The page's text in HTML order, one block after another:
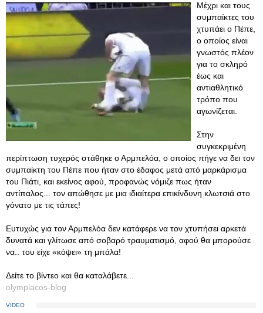
Μέχρι και τους
συμπαίκτες του
χτυπάει ο Πέπε,
ο οποίος είναι
γνωστός πλέον
για το σκληρό
έως και
αντιαθλητικό
τρόπο που
αγωνίζεται.
Στην
συγκεκριμένη
περίπτωση τυχερός στάθηκε ο Αρμπελόα, ο οποίος πήγε να δει τον
συμπαίκτη του Πέπε που ήταν στο έδαφος μετά από μαρκάρισμα
του Πιάτι, και εκείνος αφού, προφανώς νόμιζε πως ήταν
αντίπαλος... τον απώθησε με μια ιδιαίτερα επικίνδυνη κλωτσιά στο
γόνατο με τις τάπες!
Ευτυχώς για τον Αρμπελόα δεν κατάφερε να τον χτυπήσει αρκετά
δυνατά και γλίτωσε από σοβαρό τραυματισμό, αφού θα μπορούσε
να.. του είχε «κόψει» τη μπάλα!
Δείτε το βίντεο και θα καταλάβετε...
olympiacos-blog
VIDEO